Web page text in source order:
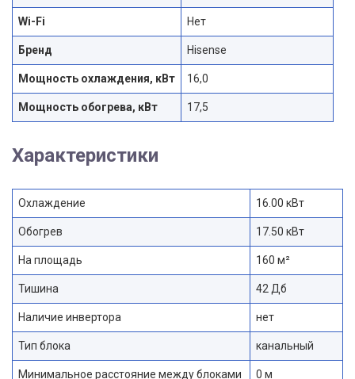
Wi-Fi Нет
Бренд Hisense
Мощность охлаждения, кВт 16,0
Мощность обогрева, кВт 17,5
Характеристики
Охлаждение 16.00 кВт
Обогрев 17.50 кВт
На площадь 160 м²
Тишина 42 Дб
Наличие инвертора нет
Тип блока канальный
Минимальное расстояние между блоками 0 м